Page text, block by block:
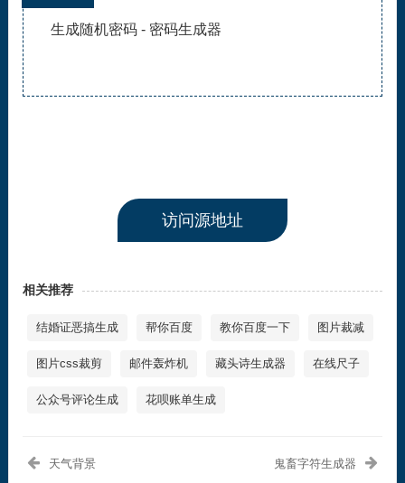
生成随机密码 - 密码生成器
访问源地址
相关推荐
结婚证恶搞生成 帮你百度 教你百度一下 图片裁减
图片css裁剪 邮件轰炸机 藏头诗生成器 在线尺子
公众号评论生成 花呗账单生成
天气背景 鬼畜字符生成器